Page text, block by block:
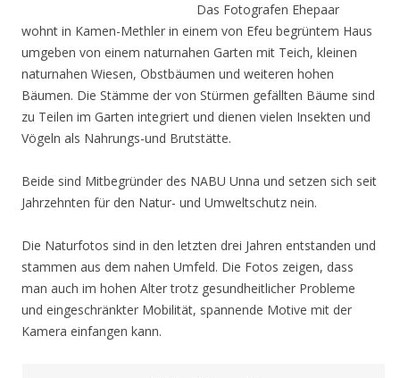
Das Fotografen Ehepaar
wohnt in Kamen-Methler in einem von Efeu begrüntem Haus
umgeben von einem naturnahen Garten mit Teich, kleinen
naturnahen Wiesen, Obstbäumen und weiteren hohen
Bäumen. Die Stämme der von Stürmen gefällten Bäume sind
zu Teilen im Garten integriert und dienen vielen Insekten und
Vögeln als Nahrungs-und Brutstätte.
Beide sind Mitbegründer des NABU Unna und setzen sich seit
Jahrzehnten für den Natur- und Umweltschutz nein.
Die Naturfotos sind in den letzten drei Jahren entstanden und
stammen aus dem nahen Umfeld. Die Fotos zeigen, dass
man auch im hohen Alter trotz gesundheitlicher Probleme
und eingeschränkter Mobilität, spannende Motive mit der
Kamera einfangen kann.